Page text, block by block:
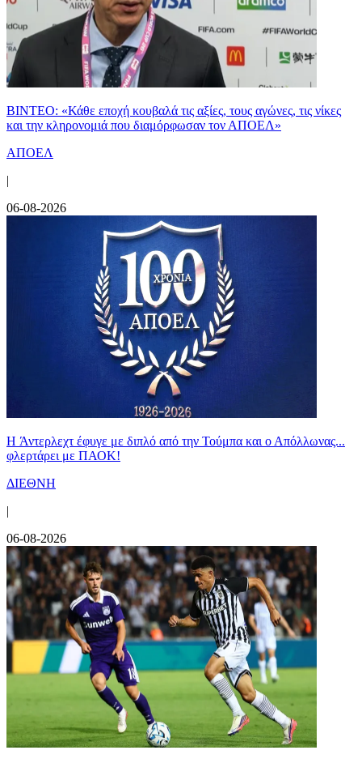
ΒΙΝΤΕΟ: «Κάθε εποχή κουβαλά τις αξίες, τους αγώνες, τις νίκες
και την κληρονομιά που διαμόρφωσαν τον ΑΠΟΕΛ»
ΑΠΟΕΛ
|
06-08-2026
H Άντερλεχτ έφυγε με διπλό από την Τούμπα και ο Απόλλωνας...
φλερτάρει με ΠΑΟΚ!
ΔΙΕΘΝΗ
|
06-08-2026